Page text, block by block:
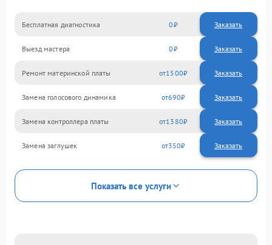
Бесплатная диагностика 0 Заказать
Выезд мастера 0 Заказать
Ремонт материнской платы 1500
Замена голосового динамика 690
Замена контроллера платы 1380
Замена заглушек 350
Показать все услуги